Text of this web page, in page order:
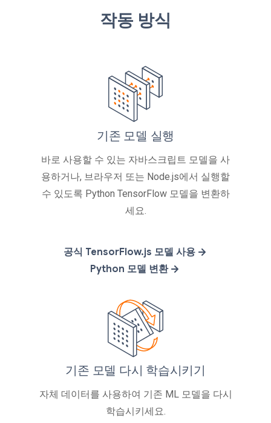
작동 방식
기존 모델 실행
바로 사용할 수 있는 자바스크립트 모델을 사
용하거나, 브라우저 또는 Node.js에서 실행할
수 있도록 Python TensorFlow 모델을 변환하
세요.
공식 TensorFlow.js 모델 사용
Python 모델 변환
기존 모델 다시 학습시키기
자체 데이터를 사용하여 기존 ML 모델을 다시
학습시키세요.